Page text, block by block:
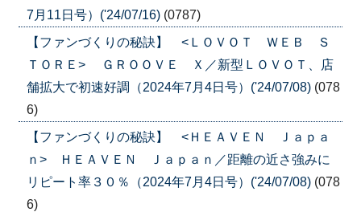
7月11日号）('24/07/16) (0787)
【ファンづくりの秘訣】 <ＬＯＶＯＴ ＷＥＢ Ｓ
ＴＯＲＥ> ＧＲＯＯＶＥ Ｘ／新型ＬＯＶＯＴ、店
舗拡大で初速好調（2024年7月4日号）('24/07/08) (078
6)
【ファンづくりの秘訣】 <ＨＥＡＶＥＮ Ｊａｐａ
ｎ> ＨＥＡＶＥＮ Ｊａｐａｎ／距離の近さ強みに
リピート率３０％（2024年7月4日号）('24/07/08) (078
6)